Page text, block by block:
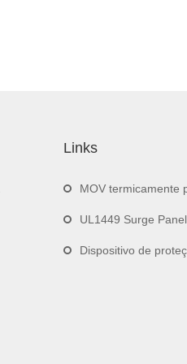
Links
MOV termicamente
UL1449 Surge Panel
Dispositivo de proteção contra